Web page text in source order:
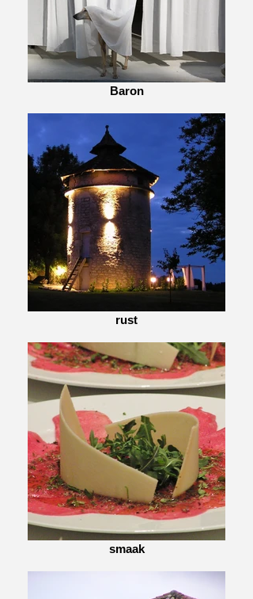
Baron
rust
smaak